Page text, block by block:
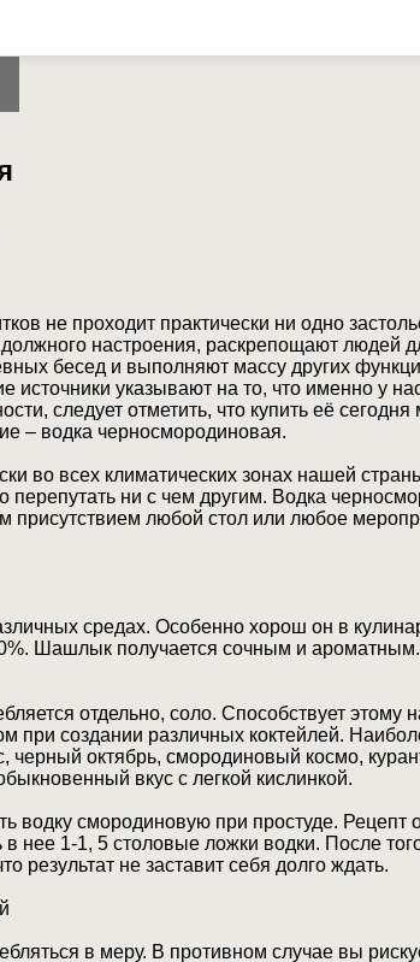
не проходит практически ни одно
настроения, раскрепощают людей
бесед и выполняют массу других
источники указывают на то, что именно у
следует отметить, что купить её
– водка черносмородиновая.
во всех климатических зонах нашей
перепутать ни с чем другим. Водка
присутствием любой стол или любое
средах. Особенно хорош он в
Шашлык получается сочным и
отдельно, соло. Способствует этому
при создании различных коктейлей.
черный октябрь, смородиновый космо,
вкус с легкой кислинкой.
водку смородиновую при простуде. Рецепт
нее 1-1, 5 столовые ложки водки. После
результат не заставит себя долго ждать.
в меру. В противном случае вы